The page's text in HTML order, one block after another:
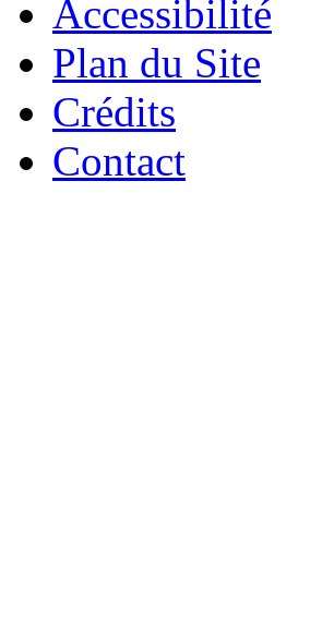
Accessibilité
Plan du Site
Crédits
Contact